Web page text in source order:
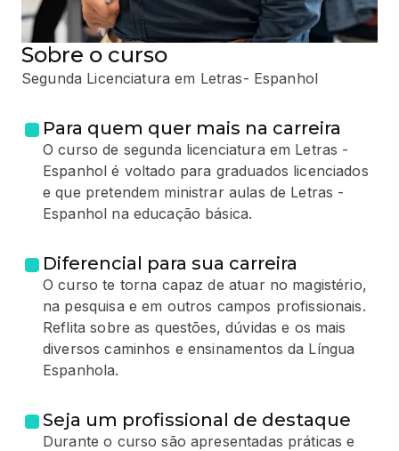
Sobre o curso
Segunda Licenciatura em Letras- Espanhol
Para quem quer mais na carreira
O curso de segunda licenciatura em Letras -
Espanhol é voltado para graduados licenciados
e que pretendem ministrar aulas de Letras -
Espanhol na educação básica.
Diferencial para sua carreira
O curso te torna capaz de atuar no magistério,
na pesquisa e em outros campos profissionais.
Reflita sobre as questões, dúvidas e os mais
diversos caminhos e ensinamentos da Língua
Espanhola.
Seja um profissional de destaque
Durante o curso são apresentadas práticas e